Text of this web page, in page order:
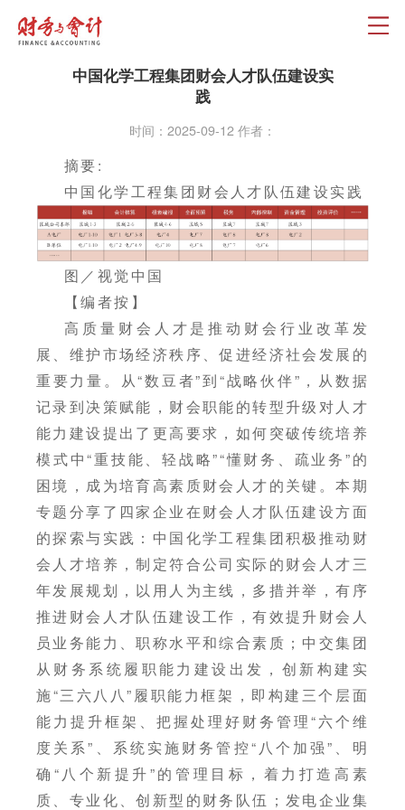
中国化学工程集团财会人才队伍建设实
践
时间：2025-09-12 作者：
摘要:
中国化学工程集团财会人才队伍建设实践
图／视觉中国
【编者按】
高质量财会人才是推动财会行业改革发
展、维护市场经济秩序、促进经济社会发展的
重要力量。从“数豆者”到“战略伙伴”，从数据
记录到决策赋能，财会职能的转型升级对人才
能力建设提出了更高要求，如何突破传统培养
模式中“重技能、轻战略”“懂财务、疏业务”的
困境，成为培育高素质财会人才的关键。本期
专题分享了四家企业在财会人才队伍建设方面
的探索与实践：中国化学工程集团积极推动财
会人才培养，制定符合公司实际的财会人才三
年发展规划，以用人为主线，多措并举，有序
推进财会人才队伍建设工作，有效提升财会人
员业务能力、职称水平和综合素质；中交集团
从财务系统履职能力建设出发，创新构建实
施“三六八八”履职能力框架，即构建三个层面
能力提升框架、把握处理好财务管理“六个维
度关系”、系统实施财务管控“八个加强”、明
确“八个新提升”的管理目标，着力打造高素
质、专业化、创新型的财务队伍；发电企业集